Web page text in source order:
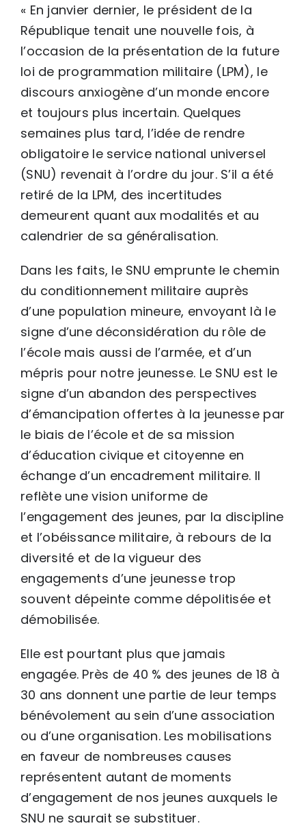
« En janvier dernier, le président de la
République tenait une nouvelle fois, à
l’occasion de la présentation de la future
loi de programmation militaire (LPM), le
discours anxiogène d’un monde encore
et toujours plus incertain. Quelques
semaines plus tard, l’idée de rendre
obligatoire le service national universel
(SNU) revenait à l’ordre du jour. S’il a été
retiré de la LPM, des incertitudes
demeurent quant aux modalités et au
calendrier de sa généralisation.
Dans les faits, le SNU emprunte le chemin
du conditionnement militaire auprès
d’une population mineure, envoyant là le
signe d’une déconsidération du rôle de
l’école mais aussi de l’armée, et d’un
mépris pour notre jeunesse. Le SNU est le
signe d’un abandon des perspectives
d’émancipation offertes à la jeunesse par
le biais de l’école et de sa mission
d’éducation civique et citoyenne en
échange d’un encadrement militaire. Il
reflète une vision uniforme de
l’engagement des jeunes, par la discipline
et l’obéissance militaire, à rebours de la
diversité et de la vigueur des
engagements d’une jeunesse trop
souvent dépeinte comme dépolitisée et
démobilisée.
Elle est pourtant plus que jamais
engagée. Près de 40 % des jeunes de 18 à
30 ans donnent une partie de leur temps
bénévolement au sein d’une association
ou d’une organisation. Les mobilisations
en faveur de nombreuses causes
représentent autant de moments
d’engagement de nos jeunes auxquels le
SNU ne saurait se substituer.